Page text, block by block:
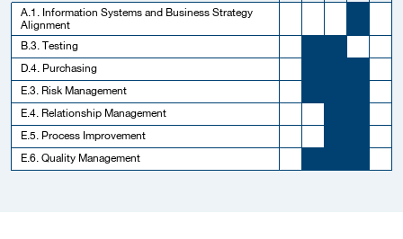
A.1. Information Systems and Business Strategy
Alignment
B.3. Testing
D.4. Purchasing
E.3. Risk Management
E.4. Relationship Management
E.5. Process Improvement
E.6. Quality Management